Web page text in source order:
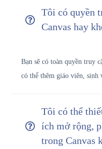
Tôi có quyền
Canvas hay
Bạn sẽ có toàn quyền truy
có thể thêm giáo viên, sinh
Tôi có thể
ích mở rộng,
trong Canvas